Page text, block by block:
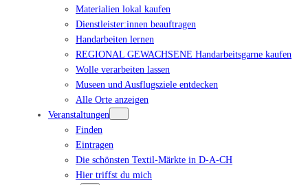
Materialien lokal kaufen
Dienstleister:innen beauftragen
Handarbeiten lernen
REGIONAL GEWACHSENE Handarbeitsgarne kaufen
Wolle verarbeiten lassen
Museen und Ausflugsziele entdecken
Alle Orte anzeigen
Veranstaltungen
Finden
Eintragen
Die schönsten Textil-Märkte in D-A-CH
Hier triffst du mich